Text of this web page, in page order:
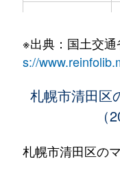
北野２条
北野６条
※出典：国土交
s://
札幌市清田区
札幌市清田区の